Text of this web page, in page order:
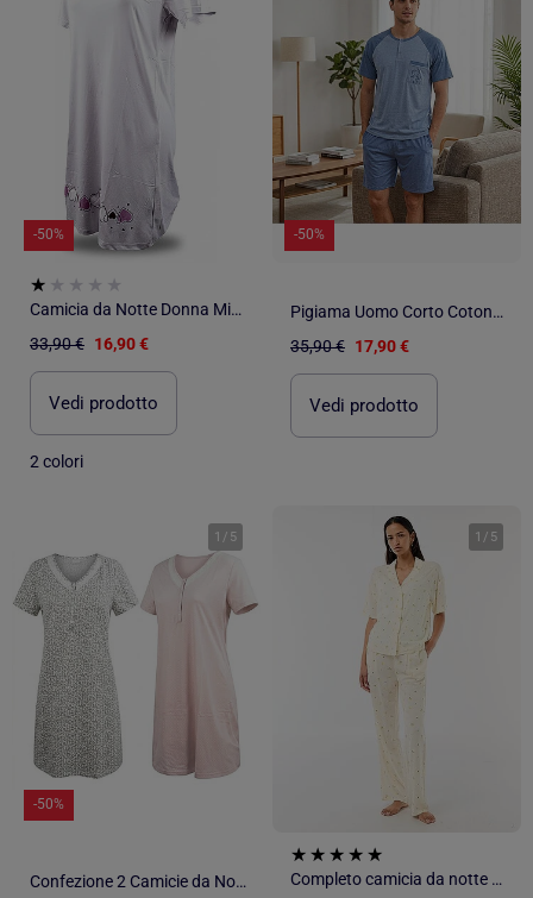
-50%
Camicia da Notte Donna Microfibre OZABI Manica Corta
33,90 € 16,90 €
Vedi prodotto
2 colori
-50%
Pigiama Uomo Corto Cotone OZABI
35,90 € 17,90 €
Vedi prodotto
1 / 5
-50%
Confezione 2 Camicie da Notte Donna Pizzo Bottoni Manica Corta Cotone OZABI
1 / 5
Completo camicia da notte a righe